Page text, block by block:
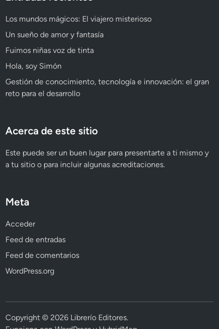
Los mundos mágicos: El viajero misterioso
Un sueño de amor y fantasía
Fuimos niñas voz de tinta
Hola, soy Simón
Gestión de conocimiento, tecnología e innovación: el gran
reto para el desarrollo
Acerca de este sitio
Este puede ser un buen lugar para presentarte a ti mismo y
a tu sitio o para incluir algunas acreditaciones.
Meta
Acceder
Feed de entradas
Feed de comentarios
WordPress.org
Copyright © 2026 Librerío Editores.